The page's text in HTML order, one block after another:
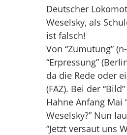
Deutscher
Weselsky, als
ist falsch!
Von “Zumutung”
“Erpressung”
da die Rede oder
(FAZ). Bei der
Hahne Anfang Mai
Weselsky?” Nun
“Jetzt versaut uns